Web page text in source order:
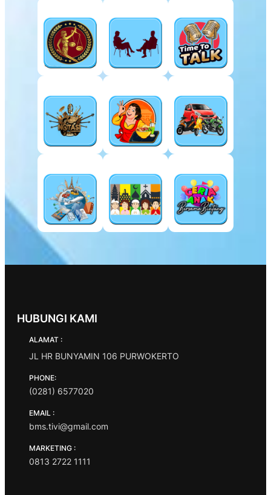
HUBUNGI KAMI
ALAMAT :
JL HR BUNYAMIN 106 PURWOKERTO
PHONE:
(0281) 6577020
EMAIL :
bms.tivi@gmail.com
MARKETING :
0813 2722 1111